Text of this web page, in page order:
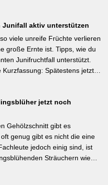
Weiterlesen bei
Kurzfassung: Ein bildreich
beginnt direkt nach
wiederholt werden.
Wunden rasch abtrocknen.
bei Freilandtomaten das
bei buschigen Sorten, die
Junifall aktiv unterstützen
viele unreife Früchte verlieren
große Ernte ist. Tipps, wie du
Junifruchtfall unterstützt.
Spätestens jetzt –
rechtzeitiges Eingreifen vor
von
gilt: max. zwei kräftige
mindestens eine Handbreit.
entfernen.
jetzt noch
Gehölzschnitt gibt es
genug gibt es nicht die eine
jedoch einig sind, ist
Sträuchern wie